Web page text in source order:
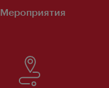
Мероприятия